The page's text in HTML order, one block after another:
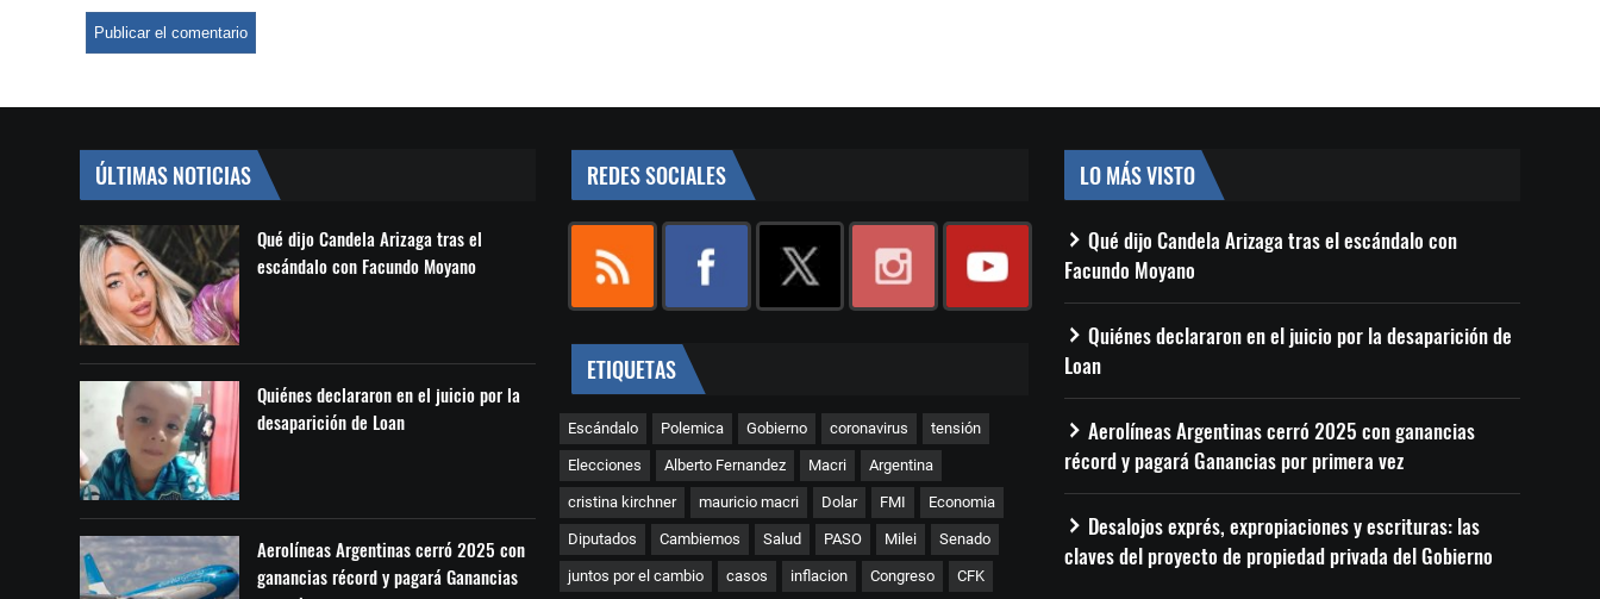
ÚLTIMAS NOTICIAS
Qué dijo Candela Arizaga tras el
escándalo con Facundo Moyano
Quiénes declararon en el juicio por la
desaparición de Loan
Aerolíneas Argentinas cerró 2025 con
ganancias récord y pagará Ganancias
REDES SOCIALES
ETIQUETAS
Escándalo Polemica Gobierno coronavirus tensión
Elecciones Alberto Fernandez Macri Argentina
cristina kirchner mauricio macri Dolar FMI Economia
Diputados Cambiemos Salud PASO Milei Senado
juntos por el cambio casos inflacion Congreso CFK
LO MÁS VISTO
Qué dijo Candela Arizaga tras el escándalo con
Facundo Moyano
Quiénes declararon en el juicio por la desaparición de
Loan
Aerolíneas Argentinas cerró 2025 con ganancias
récord y pagará Ganancias por primera vez
Desalojos exprés, expropiaciones y escrituras: las
claves del proyecto de propiedad privada del Gobierno